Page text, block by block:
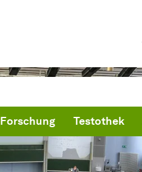
Forschung Testothek